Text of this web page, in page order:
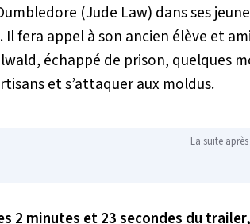
(Jude Law) dans ses
Il fera appel à son ancien élève et
échappé de prison, quelques
et s’attaquer aux moldus.
La suite
2 minutes et 23 secondes du